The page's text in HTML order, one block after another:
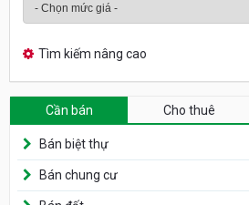
Tìm kiếm nâng cao
Cần bán Cho thuê
Bán biệt thự
Bán chung cư